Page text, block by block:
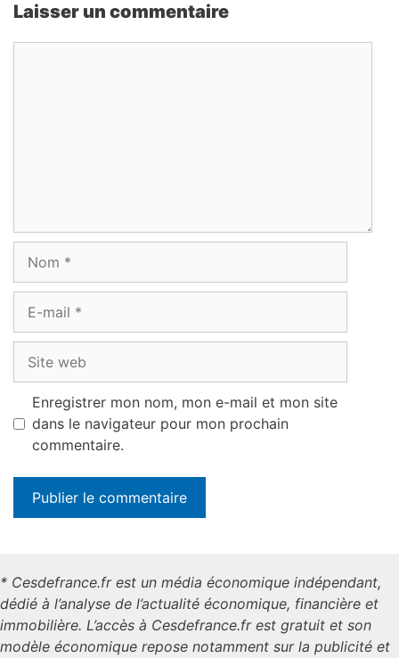
Laisser un commentaire
mail
web
Enregistrer mon nom, mon e-mail et mon site
dans le navigateur pour mon prochain
commentaire.
* Cesdefrance.fr est un média économique indépendant,
dédié à l’analyse de l’actualité économique, financière et
immobilière. L’accès à Cesdefrance.fr est gratuit et son
modèle économique repose notamment sur la publicité et